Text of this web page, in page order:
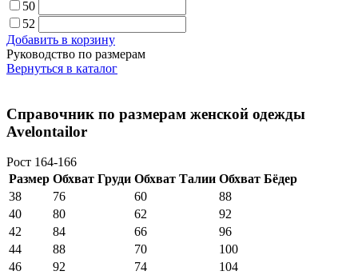
50
52
Добавить в корзину
Руководство по размерам
Вернуться в каталог
Справочник по размерам женской одежды
Avelontailor
Рост 164-166
Размер Обхват Груди Обхват Талии Обхват Бёдер
38
76 60
88
40
80 62
92
42
84 66
96
44
88 70
100
46
92 74
104